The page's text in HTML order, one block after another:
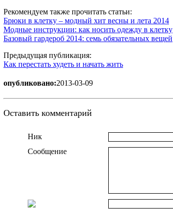
Рекомендуем также прочитать статьи:
Брюки в клетку – модный хит весны и лета 2014
Модные инструкции: как носить одежду в клетку
Базовый гардероб 2014: семь обязательных вещей
Предыдущая публикация:
Как перестать худеть и начать жить
опубликовано:2013-03-09
Оставить комментарий
Ник
Сообщение